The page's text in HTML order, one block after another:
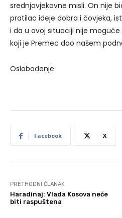
srednjovjekovne misli. On nije
pratilac ideje dobra i čovjeka,
i da u ovoj situaciji nije
koji je Premec dao našem
Oslobođenje
Facebook X
PRETHODNI ČLANAK
Haradinaj: Vlada Kosova neće
biti raspuštena